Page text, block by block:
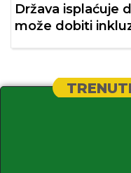
Država isplaćuje
može dobiti